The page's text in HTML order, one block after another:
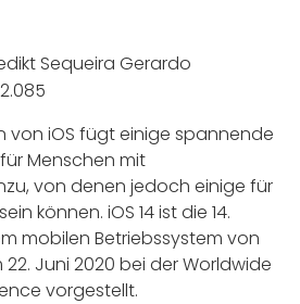
Sequeira Gerardo
2.085
von iOS fügt einige spannende
Menschen mit
von denen jedoch einige für
können. iOS 14 ist die 14.
mobilen Betriebssystem von
22. Juni 2020 bei der Worldwide
vorgestellt.